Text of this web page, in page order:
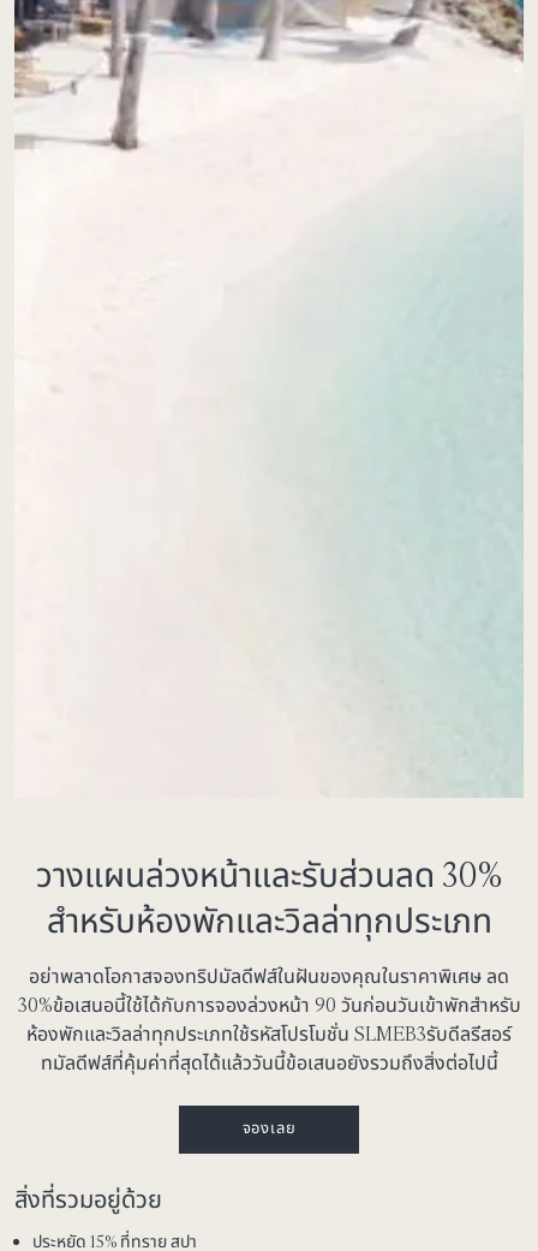
วางแผนล่วงหน้าและรับส่วนลด 30%
สำหรับห้องพักและวิลล่าทุกประเภท
อย่าพลาดโอกาสจองทริปมัลดีฟส์ในฝันของคุณในราคาพิเศษ ลด
30%ข้อเสนอนี้ใช้ได้กับการจองล่วงหน้า 90 วันก่อนวันเข้าพักสำหรับ
ห้องพักและวิลล่าทุกประเภทใช้รหัสโปรโมชั่น SLMEB3รับดีลรีสอร์
ทมัลดีฟส์ที่คุ้มค่าที่สุดได้แล้ววันนี้ข้อเสนอยังรวมถึงสิ่งต่อไปนี้
จองเลย
สิ่งที่รวมอยู่ด้วย
ประหยัด 15% ที่ทราย สปา